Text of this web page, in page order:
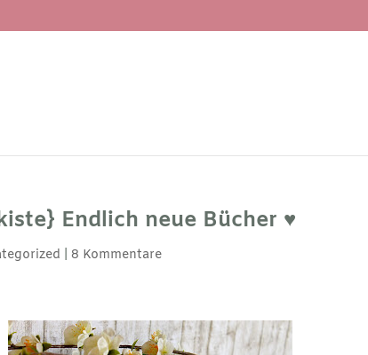
Endlich neue Bücher ♥︎
8 Kommentare